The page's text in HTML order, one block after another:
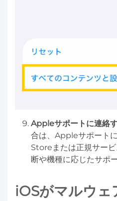
Appleサポートに連絡
合は、Appleサポート
Storeまたは正規サー
断や機種に応じたサポ
iOSがマルウェ